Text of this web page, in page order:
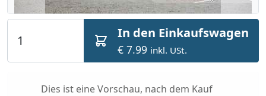
In den Einkaufswagen
€ 7.99 inkl. USt.
Dies ist eine Vorschau, nach dem Kauf